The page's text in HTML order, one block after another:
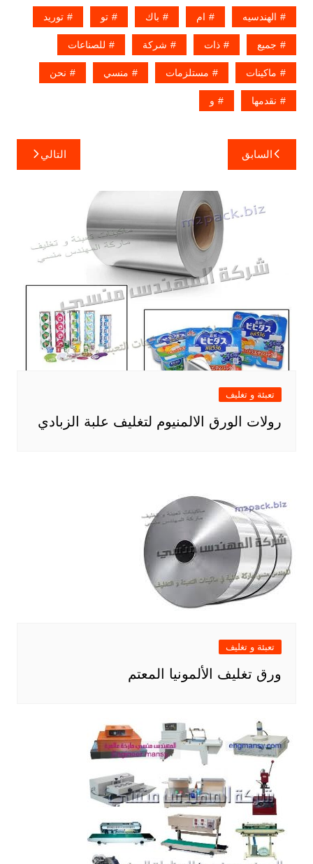
الهندسيه ام باك تو توريد
جميع ذات شركة للصناعات
ماكينات مستلزمات منسي نحن
نقدمها و
تصفّح
المقالات
السابق التالي
تعبئة و تغليف
رولات الورق الالمنيوم لتغليف علبة الزبادي
تعبئة و تغليف
ورق تغليف الألمونيا المعتم